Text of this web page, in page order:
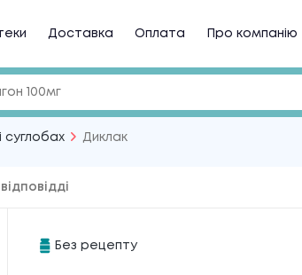
Доставка Оплата Про компанію
суглобах Диклак
Без рецепту